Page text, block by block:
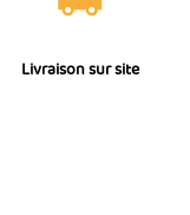
Livraison sur site